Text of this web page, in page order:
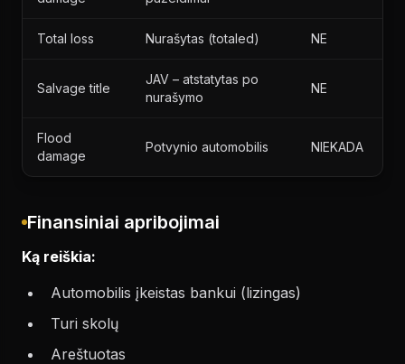
Total loss Nurašytas (totaled) NE
Salvage title
JAV – atstatytas po
nurašymo
NE
Flood
damage
Potvynio automobilis NIEKADA
Finansiniai apribojimai
Ką reiškia:
Automobilis įkeistas bankui (lizingas)
Turi skolų
Areštuotas